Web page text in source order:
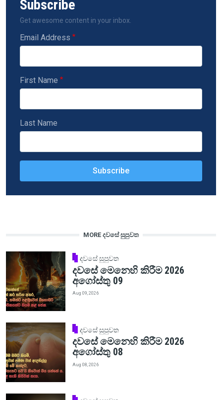
Subscribe
Get awesome content in your inbox.
Email Address
First Name
Last Name
MORE දවසේ සුපුවත
දවසේ සුපුවත
දවසේ මෙනෙහි කිරීම 2026
අගෝස්තු 09
Aug 09, 2026
දවසේ සුපුවත
දවසේ මෙනෙහි කිරීම 2026
අගෝස්තු 08
Aug 08, 2026